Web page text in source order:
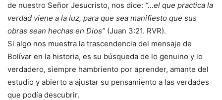
de nuestro Señor Jesucristo, nos dice: “…el que practica la
verdad viene a la luz, para que sea manifiesto que sus
obras sean hechas en Dios” (Juan 3:21. RVR).
Si algo nos muestra la trascendencia del mensaje de
Bolívar en la historia, es su búsqueda de lo genuino y lo
verdadero, siempre hambriento por aprender, amante del
estudio y abierto a ajustar su pensamiento a las verdades
que podía descubrir.